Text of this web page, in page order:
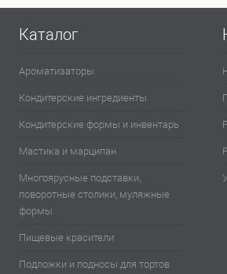
Каталог
Ароматизаторы
Кондитерские ингредиенты
Кондитерские формы и инвентарь
Мастика и марципан
Многоярусные подставки,
поворотные столики, муляжные
формы
Пищевые красители
Подложки и подносы для тортов